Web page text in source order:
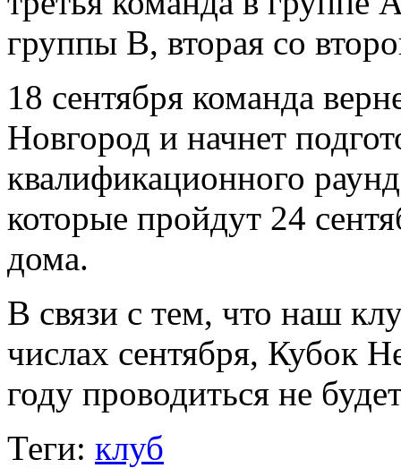
группы B, вторая со
18 сентября команда
Новгород и начнет
квалификационного
которые пройдут 24
дома.
В связи с тем, что наш
числах сентября, Кубок
году проводиться не
Теги: клуб